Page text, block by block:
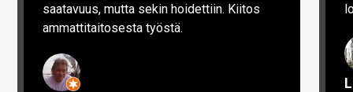
saatavuus, mutta sekin hoidettiin. Kiitos
ammattitaitosesta työstä.